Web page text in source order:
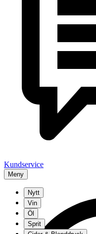
Kundservice
Meny
Nytt
Vin
Öl
Sprit